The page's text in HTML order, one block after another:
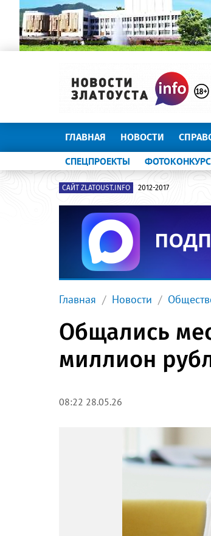
ГЛАВНАЯ НОВОСТИ
СПЕЦПРОЕКТЫ
САЙТ ZLATOUST.INFO 2012-2017
Главная Новости
Общались
миллион
08:22 28.05.26